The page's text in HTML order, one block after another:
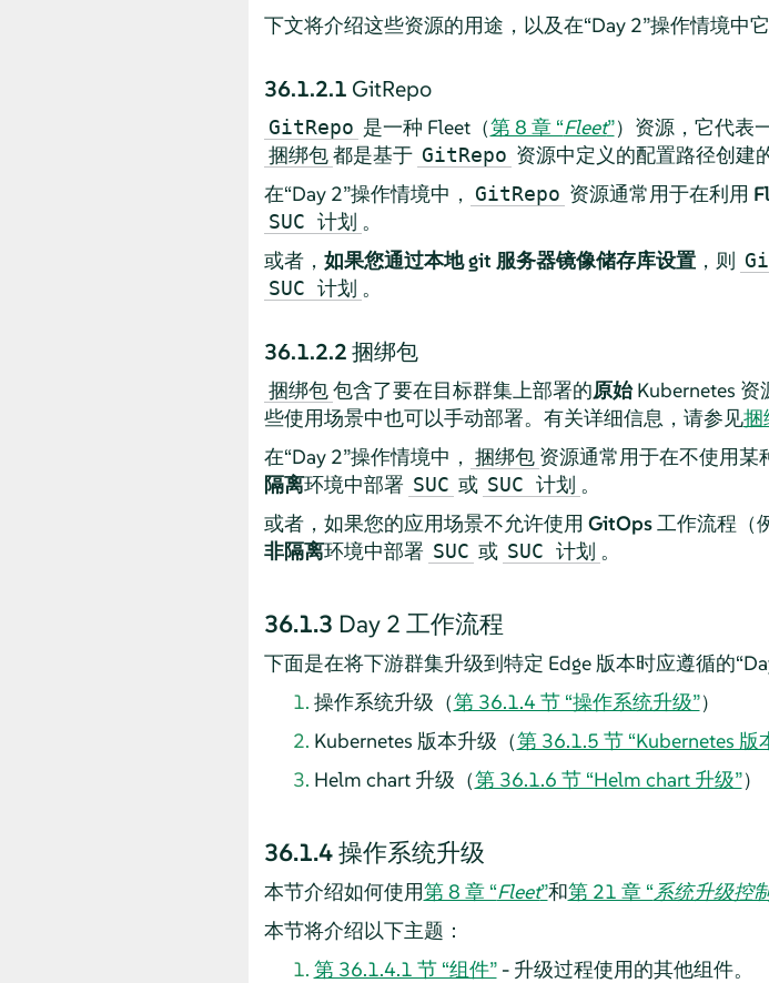
下文将介绍这些资源的用途，以及在“Day 2”操作情境中
36.1.2.1 GitRepo
GitRepo 是一种 Fleet（第 8 章 “Fleet”）资源，它代表
捆绑包 都是基于 GitRepo 资源中定义的配置路径创建
在“Day 2”操作情境中， GitRepo 资源通常用于在利用
SUC 计划 。
或者， 如果您通过本地 git 服务器镜像储存库设置，则
SUC 计划 。
36.1.2.2捆绑包
捆绑包 包含了要在目标群集上部署的原始Kubernetes 资
些使用场景中也可以手动部署。有关详细信息，请参见捆
在“Day 2”操作情境中， 捆绑包 资源通常用于在不使用某
隔离环境中部署 SUC 或 SUC 计划 。
或者，如果您的应用场景不允许使用 GitOps工作流程（
非隔离环境中部署 SUC 或 SUC 计划 。
36.1.3 Day 2 工作流程
下面是在将下游群集升级到特定 Edge 版本时应遵循的
操作系统升级（第 36.1.4 节 “操作系统升级”）
Kubernetes 版本升级（第 36.1.5 节 “Kubernetes 版
Helm chart 升级（第 36.1.6 节 “Helm chart 升级”）
36.1.4操作系统升级
本节介绍如何使用第 8 章 “Fleet”和第 21 章 “系统升级控
本节将介绍以下主题：
第 36.1.4.1 节 “组件”- 升级过程使用的其他组件。